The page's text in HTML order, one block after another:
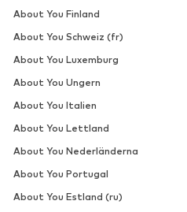
About You Finland
About You Schweiz (fr)
About You Luxemburg
About You Ungern
About You Italien
About You Lettland
About You Nederländerna
About You Portugal
About You Estland (ru)